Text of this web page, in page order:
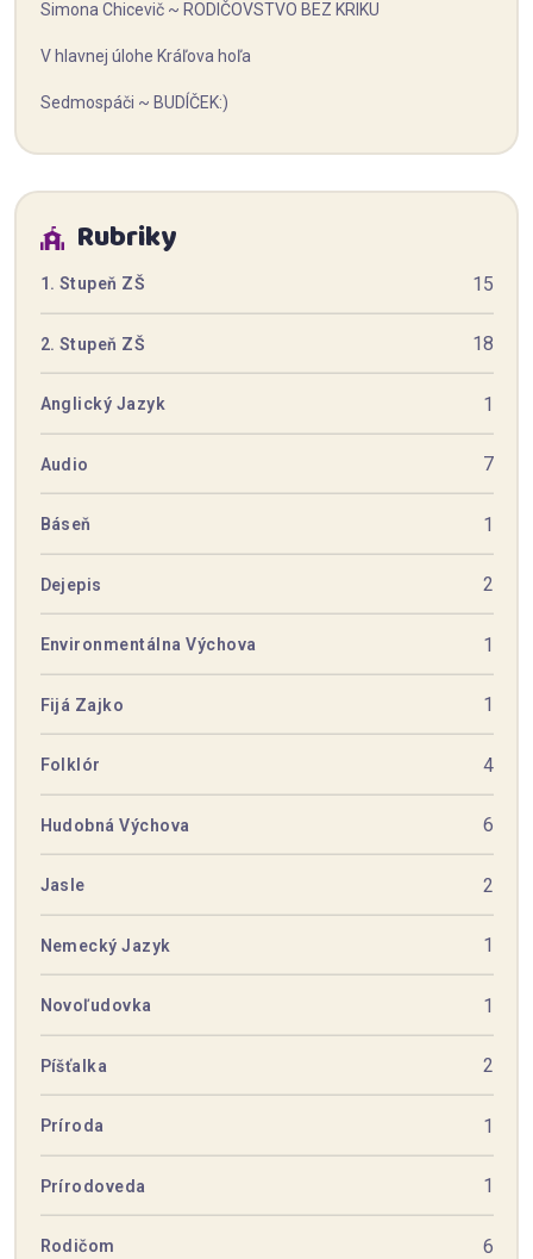
Simona Chicevič ~ RODIČOVSTVO BEZ KRIKU
V hlavnej úlohe Kráľova hoľa
Sedmospáči ~ BUDÍČEK:)
Rubriky
1. Stupeň ZŠ 15
2. Stupeň ZŠ 18
Anglický Jazyk 1
Audio 7
Báseň 1
Dejepis 2
Environmentálna Výchova 1
Fijá Zajko 1
Folklór 4
Hudobná Výchova 6
Jasle 2
Nemecký Jazyk 1
Novoľudovka 1
Píšťalka 2
Príroda 1
Prírodoveda 1
Rodičom 6